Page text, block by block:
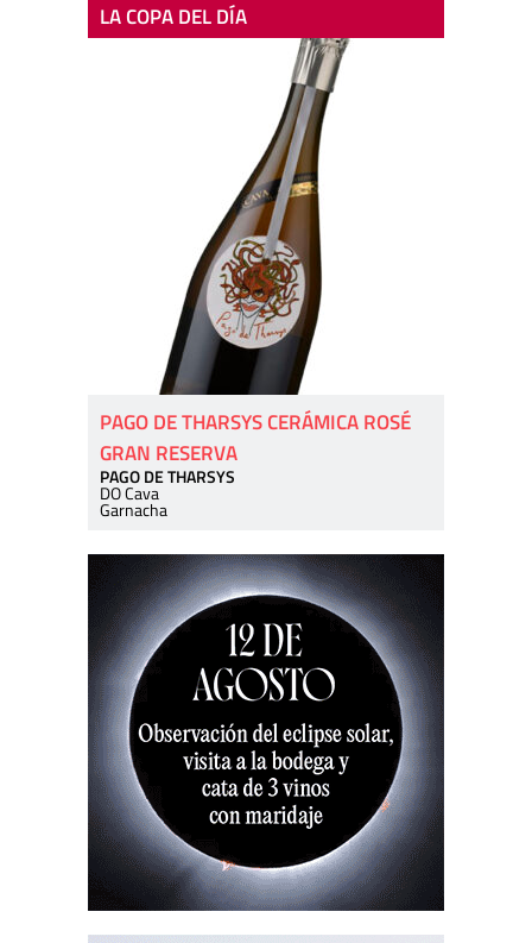
LA COPA DEL DÍA
PAGO DE THARSYS CERÁMICA ROSÉ
GRAN RESERVA
PAGO DE THARSYS
DO Cava
Garnacha